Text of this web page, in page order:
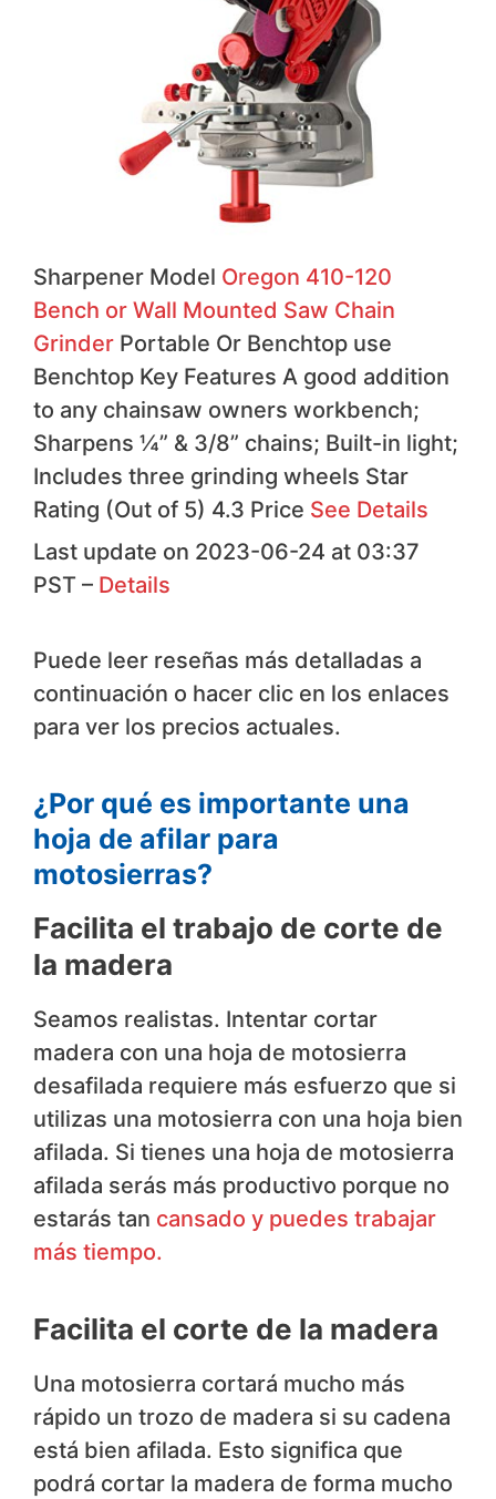
Sharpener Model Oregon 410-120
Bench or Wall Mounted Saw Chain
Grinder Portable Or Benchtop use
Benchtop Key Features A good addition
to any chainsaw owners workbench;
Sharpens ¼” & 3/8” chains; Built-in light;
Includes three grinding wheels Star
Rating (Out of 5) 4.3 Price See Details
Last update on 2023-06-24 at 03:37
PST – Details
Puede leer reseñas más detalladas a
continuación o hacer clic en los enlaces
para ver los precios actuales.
¿Por qué es importante una
hoja de afilar para
motosierras?
Facilita el trabajo de corte de
la madera
Seamos realistas. Intentar cortar
madera con una hoja de motosierra
desafilada requiere más esfuerzo que si
utilizas una motosierra con una hoja bien
afilada. Si tienes una hoja de motosierra
afilada serás más productivo porque no
estarás tan cansado y puedes trabajar
más tiempo.
Facilita el corte de la madera
Una motosierra cortará mucho más
rápido un trozo de madera si su cadena
está bien afilada. Esto significa que
podrá cortar la madera de forma mucho